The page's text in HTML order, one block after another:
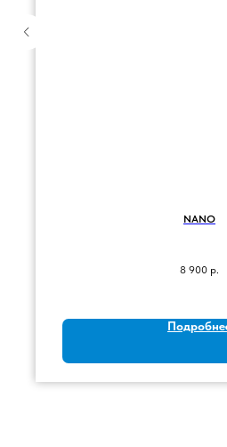
NANO
8 900 р.